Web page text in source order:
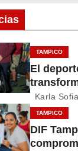
TAMPICO
El
Tampico
Karla
TAMPICO
DIF